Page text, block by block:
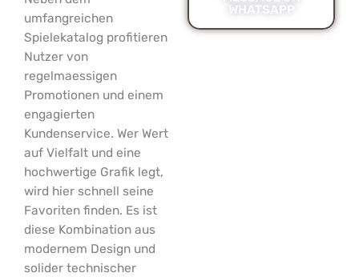
umfangreichen
Spielekatalog profitieren
Nutzer von
regelmaessigen
Promotionen und einem
engagierten
Kundenservice. Wer Wert
auf Vielfalt und eine
hochwertige Grafik legt,
wird hier schnell seine
Favoriten finden. Es ist
diese Kombination aus
modernem Design und
solider technischer
WHATSAPP